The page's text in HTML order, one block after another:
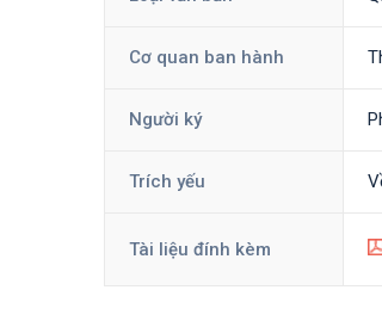
Cơ quan ban hành
Người ký
Trích yếu
Tài liệu đính kèm